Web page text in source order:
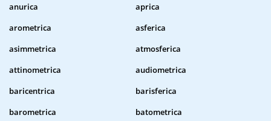
anurica
aprica
arometrica
asferica
asimmetrica
atmosferica
attinometrica
audiometrica
baricentrica
barisferica
barometrica
batometrica